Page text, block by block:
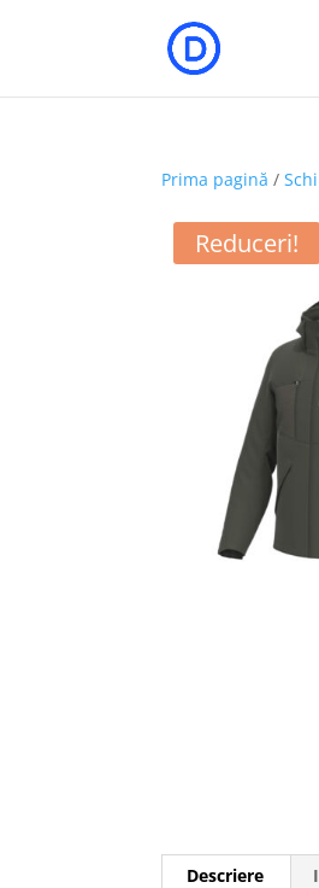
Prima pagină /
Reduceri!
Descriere